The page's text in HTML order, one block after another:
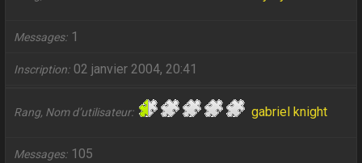
Messages 1
Inscription 02 janvier 2004, 20:41
Rang, Nom d’utilisateur gabriel knight
Messages 105